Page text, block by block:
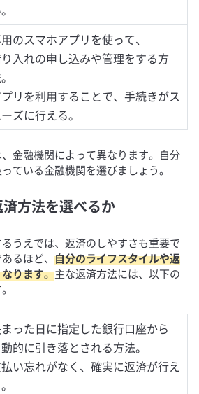
のスマホアプリを使って、
入れの申し込みや管理をする方
リを利用することで、手続きがス
ズに行える。
金融機関によって異なります。自分
ている金融機関を選びましょう。
方法を選べるか
うえでは、返済のしやすさも重要で
るほど、 自分のライフスタイルや返
ります。主な返済方法には、以下の
った日に指定した銀行口座から
的に引き落とされる方法。
い忘れがなく、確実に返済が行え